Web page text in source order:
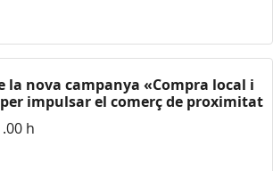
la nova campanya «Compra local i
impulsar el comerç de proximitat
h